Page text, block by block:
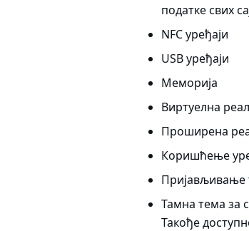
податке свих
NFC уређаји
USB уређаји
Меморија
Виртуелна
Проширена
Коришћење
Пријављивање
Тамна тема за
Такође